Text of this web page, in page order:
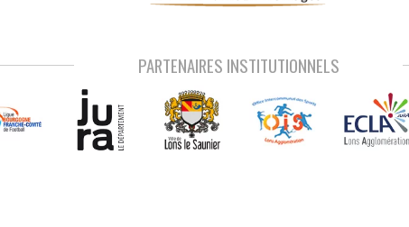
PARTENAIRES INSTITUTIONNELS